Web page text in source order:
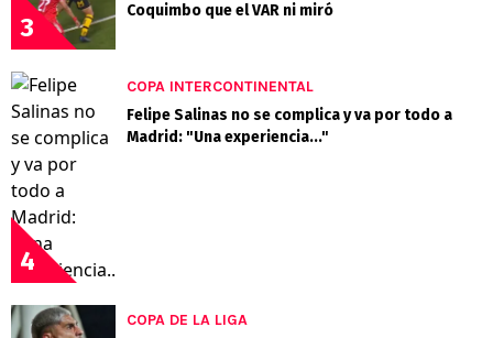
3
Coquimbo que el VAR ni miró
4
COPA INTERCONTINENTAL
Felipe Salinas no se complica y va por todo a
Madrid: "Una experiencia..."
COPA DE LA LIGA